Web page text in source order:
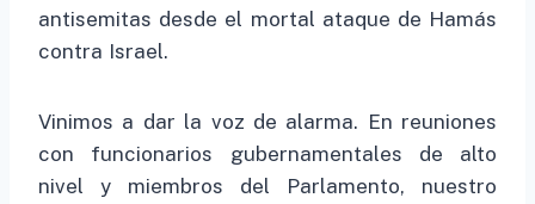
antisemitas desde el mortal ataque de Hamás
contra Israel.
Vinimos a dar la voz de alarma. En reuniones
con funcionarios gubernamentales de alto
nivel y miembros del Parlamento, nuestro